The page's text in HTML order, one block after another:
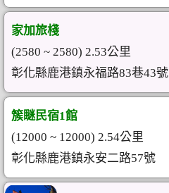
家加旅棧
(2580 ~ 2580) 2.53公里
彰化縣鹿港鎮永福路83巷43號
簇瞇民宿1館
(12000 ~ 12000) 2.54公里
彰化縣鹿港鎮永安二路57號